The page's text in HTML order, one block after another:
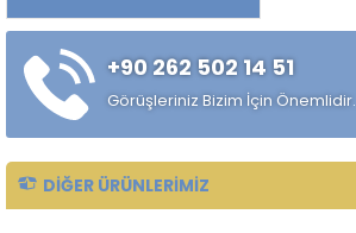
kararlılık gerektiren
uygulamalarda kullanılan
yüksek karbonlu krom
alaşımlı özel çelik türüdür.
Özellikle rulman, bilya,
makaralı rulman elemanları,
+90 262 502 14 51
Görüşleriniz Bizim İçin Önemlidir.
DIĞER ÜRÜNLERIMIZ